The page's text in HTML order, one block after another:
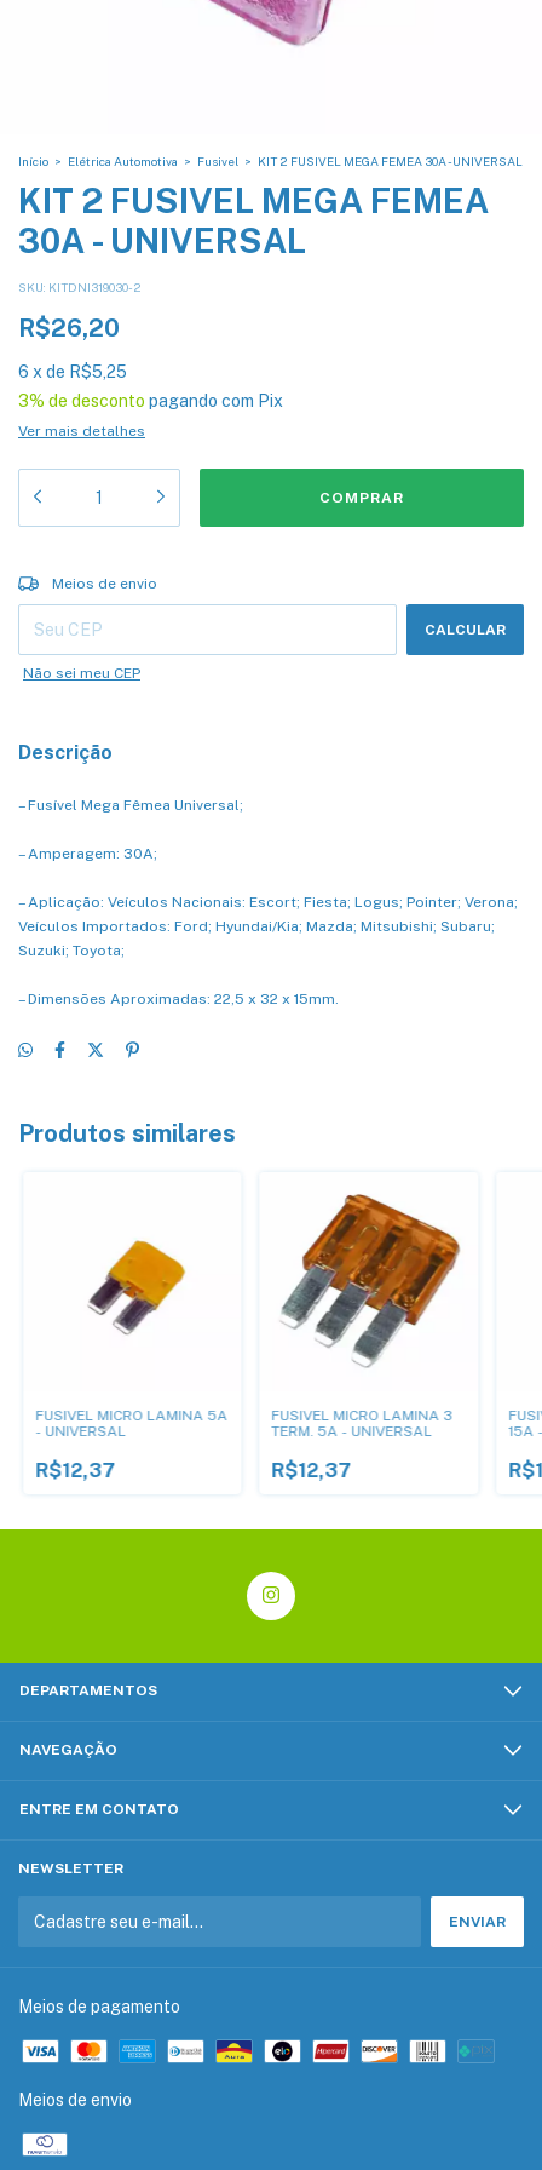
Início > Elétrica Automotiva > Fusivel > KIT 2 FUSIVEL MEGA FEMEA 30A - UNIVERSAL
KIT 2 FUSIVEL MEGA FEMEA
30A - UNIVERSAL
SKU: KITDNI319030-2
R$26,20
6 x de R$5,25
3% de desconto pagando com Pix
Ver mais detalhes
Entregas para o CEP:
Meios de envio
CALCULAR
Não sei meu CEP
Descrição
– Fusível Mega Fêmea Universal;
– Amperagem: 30A;
– Aplicação: Veículos Nacionais: Escort; Fiesta; Logus; Pointer; Verona;
Veículos Importados: Ford; Hyundai/Kia; Mazda; Mitsubishi; Subaru;
Suzuki; Toyota;
– Dimensões Aproximadas: 22,5 x 32 x 15mm.
Produtos similares
FUSIVEL MICRO LAMINA 5A
- UNIVERSAL
R$12,37
FUSIVEL MICRO LAMINA 3
TERM. 5A - UNIVERSAL
R$12,37
15A
DEPARTAMENTOS
NAVEGAÇÃO
ENTRE EM CONTATO
NEWSLETTER
Meios de pagamento
Meios de envio